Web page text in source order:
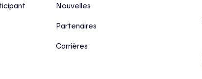
Nouvelles
Partenaires
Carrières